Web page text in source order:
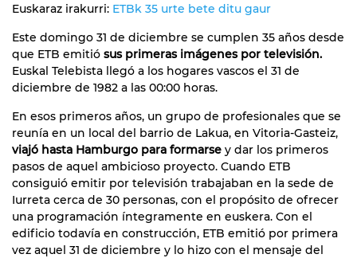
Euskaraz irakurri: ETBk 35 urte bete ditu gaur
Este domingo 31 de diciembre se cumplen 35 años desde
que ETB emitió sus primeras imágenes por televisión.
Euskal Telebista llegó a los hogares vascos el 31 de
diciembre de 1982 a las 00:00 horas.
En esos primeros años, un grupo de profesionales que se
reunía en un local del barrio de Lakua, en Vitoria-Gasteiz,
viajó hasta Hamburgo para formarse y dar los primeros
pasos de aquel ambicioso proyecto. Cuando ETB
consiguió emitir por televisión trabajaban en la sede de
Iurreta cerca de 30 personas, con el propósito de ofrecer
una programación íntegramente en euskera. Con el
edificio todavía en construcción, ETB emitió por primera
vez aquel 31 de diciembre y lo hizo con el mensaje del